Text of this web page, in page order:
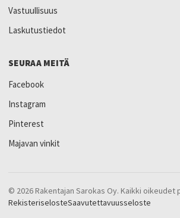
Vastuullisuus
Laskutustiedot
SEURAA MEITÄ
Facebook
Instagram
Pinterest
Majavan vinkit
© 2026 Rakentajan Sarokas Oy. Kaikki oikeudet
RekisteriselosteSaavutettavuusseloste